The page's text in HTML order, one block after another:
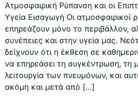
Ατμοσφαιρική Ρύπανση και οι
Υγεία Εισαγωγή Οι ατμοσφαιρικοί
επηρεάζουν μόνο το περιβάλλον,
συνέπειες και στην υγεία μας.
δείχνουν ότι η έκθεση σε
να επηρεάσει τη συγκέντρωση, τη
λειτουργία των πνευμόνων, και
ακόμη και μετά από […]